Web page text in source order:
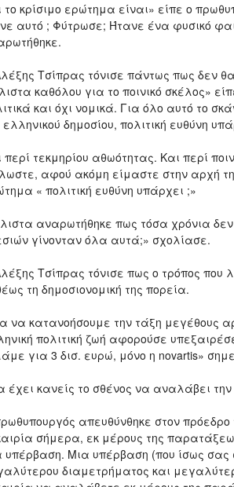
το κρίσιμο ερώτημα είναι» είπε ο
αυτό ; Φύτρωσε; Ήτανε ένα φυσικό
Τσίπρας τόνισε πάντως πως δεν
καθόλου για το ποινικό σκέλος»
και όχι νομικά. Για όλο αυτό το
ελληνικού δημοσίου, πολιτική ευθύνη
περί τεκμηρίου αθωότητας. Και περί
αφού ακόμη είμαστε στην αρχή
« πολιτική ευθύνη υπάρχει ;»
αναρωτήθηκε πως τόσα χρόνια
γίνονταν όλα αυτά;» σχολίασε.
Τσίπρας τόνισε πως ο τρόπος που
τη δημοσιονομική της πορεία.
να κατανοήσουμε την τάξη μεγέθους
πολιτική ζωή αφορούσε
για 3 δισ. ευρώ, μόνο η novartis»
έχει κανείς το σθένος να αναλάβει
απευθύνθηκε στον
σήμερα, εκ μέρους της
υπέρβαση. Μια υπέρβαση (που ίσως
διαμετρήματος και